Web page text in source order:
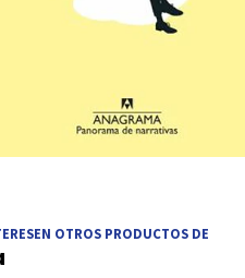
OTROS PRODUCTOS DE